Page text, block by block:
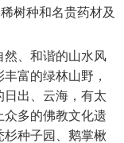
树种和名贵药材及
、和谐的山水风
富的绿林山野，
出、云海，有太
众多的佛教文化遗
种子园、鹅掌楸